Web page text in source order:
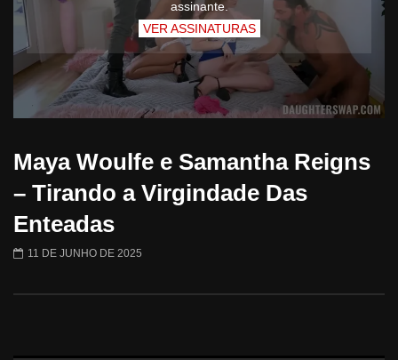
assinante.
VER ASSINATURAS
Maya Woulfe e Samantha Reigns
– Tirando a Virgindade Das
Enteadas
11 DE JUNHO DE 2025